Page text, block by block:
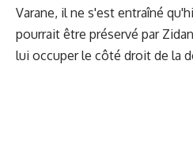
Varane, il ne s'est entraîné
pourrait être préservé par
lui occuper le côté droit de la